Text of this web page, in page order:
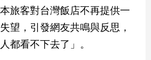
旅客對台灣飯店不再提供一
望，引發網友共鳴與反思，
都看不下去了」。